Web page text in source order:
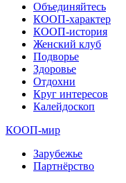
Объединяйтесь
КООП-характер
КООП-история
Женский клуб
Подворье
Здоровье
Отдохни
Круг интересов
Калейдоскоп
КООП-мир
Зарубежье
Партнёрство